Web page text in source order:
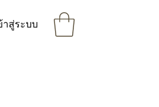
าสู่ระบบ